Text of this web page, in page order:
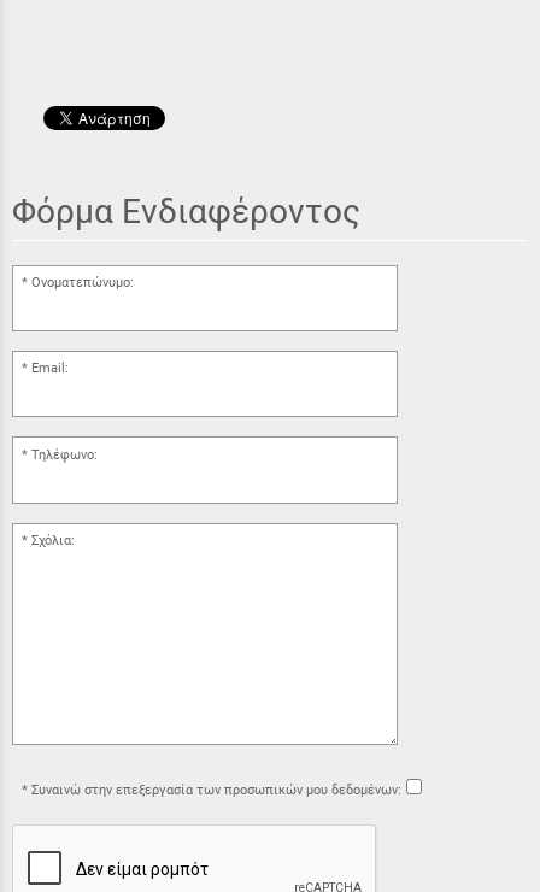
Φόρμα Ενδιαφέροντος
Ονοματεπώνυμο:
Email:
Τηλέφωνο:
Σχόλια:
Συναινώ στην επεξεργασία των προσωπικών μου δεδομένων: